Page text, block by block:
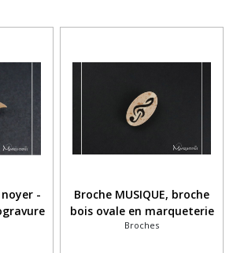
-
Broche MUSIQUE, broche
bois ovale en marqueterie
CLE DE SOL stylisée
Broches